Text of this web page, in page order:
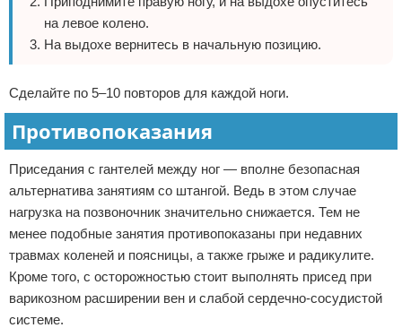
на левое колено.
На выдохе вернитесь в начальную позицию.
Сделайте по 5–10 повторов для каждой ноги.
Противопоказания
Приседания с гантелей между ног — вполне безопасная
альтернатива занятиям со штангой. Ведь в этом случае
нагрузка на позвоночник значительно снижается. Тем не
менее подобные занятия противопоказаны при недавних
травмах коленей и поясницы, а также грыже и радикулите.
Кроме того, с осторожностью стоит выполнять присед при
варикозном расширении вен и слабой сердечно-сосудистой
системе.